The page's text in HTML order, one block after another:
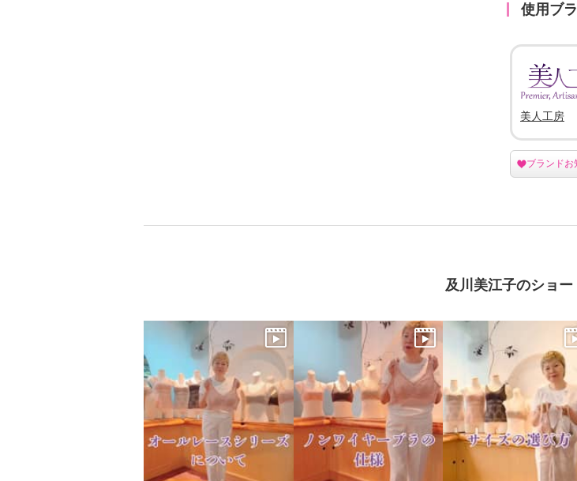
使用ブ
美人工房
ブランドお
及川美江子のショー